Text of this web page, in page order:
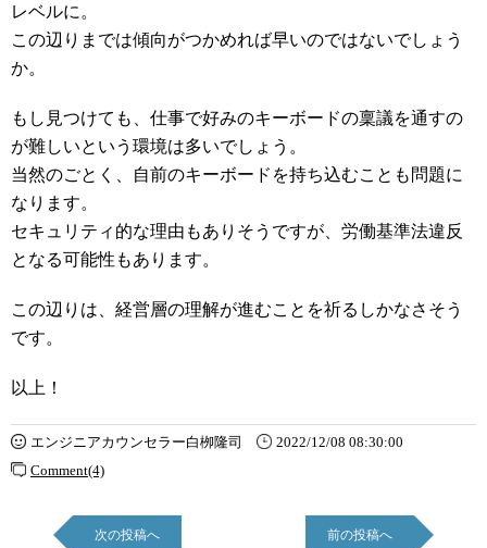
レベルに。
この辺りまでは傾向がつかめれば早いのではないでしょう
か。
もし見つけても、仕事で好みのキーボードの稟議を通すの
が難しいという環境は多いでしょう。
当然のごとく、自前のキーボードを持ち込むことも問題に
なります。
セキュリティ的な理由もありそうですが、労働基準法違反
となる可能性もあります。
この辺りは、経営層の理解が進むことを祈るしかなさそう
です。
以上！
エンジニアカウンセラー白栁隆司
2022/12/08 08:30:00
Comment(4)
次の投稿へ 前の投稿へ